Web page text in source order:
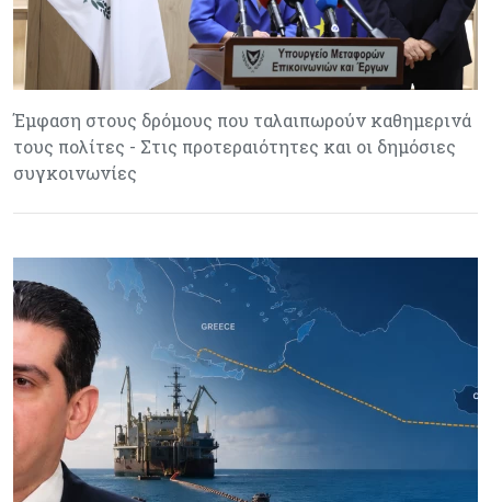
Έμφαση στους δρόμους που ταλαιπωρούν καθημερινά
τους πολίτες - Στις προτεραιότητες και οι δημόσιες
συγκοινωνίες